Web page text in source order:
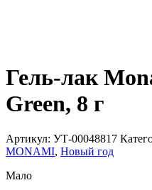
Гель-лак
Green, 8 г
Артикул: УТ-00048817
MONAMI, Новый год
Мало